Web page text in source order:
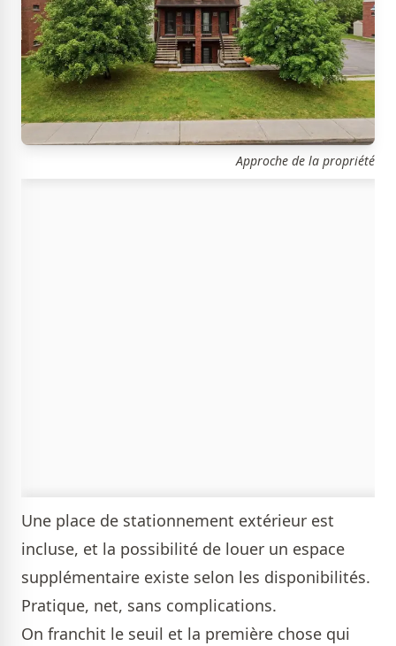
Approche de la propriété
Une place de stationnement extérieur est
incluse, et la possibilité de louer un espace
supplémentaire existe selon les disponibilités.
Pratique, net, sans complications.
On franchit le seuil et la première chose qui